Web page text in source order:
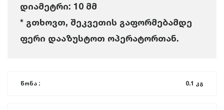
დიამეტრი: 10 მმ
* გთხოვთ, შეკვეთის გაფორმებამდე
ფერი დააზუსტოთ ოპერატორთან.
წონა : 0.1 კგ